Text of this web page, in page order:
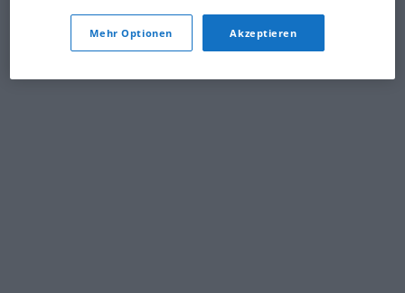
Mehr Optionen Akzeptieren